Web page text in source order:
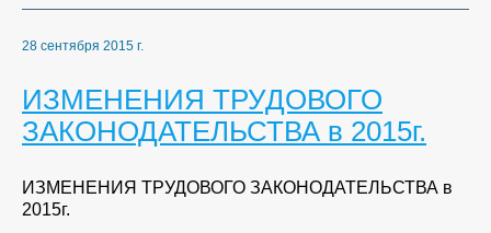
28 сентября 2015 г.
ИЗМЕНЕНИЯ ТРУДОВОГО
ЗАКОНОДАТЕЛЬСТВА в 2015г.
ИЗМЕНЕНИЯ ТРУДОВОГО ЗАКОНОДАТЕЛЬСТВА в
2015г.